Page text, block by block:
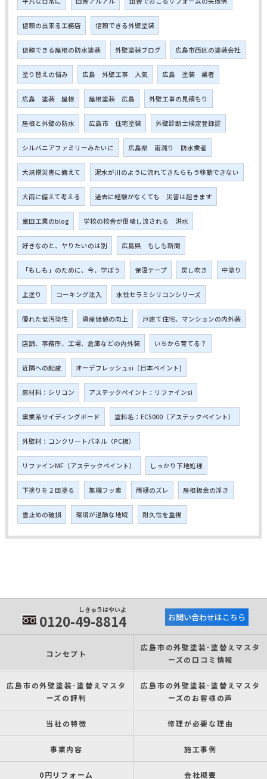
信頼の出来る工務店 信頼できる外壁塗装
信頼できる屋根の防水塗装 外壁塗装ブログ 広島市西区の塗装会社
塗り替えの悩み 広島 外壁工事 人気 広島 塗装 業者
広島 塗装 屋根 屋根塗装 広島 外壁工事の見積もり
屋根と外壁の防水 広島市 住宅塗装 外壁診断士検定登録証
シルバニアファミリーみたいに 広島県 雨漏り 防水業者
大規模災害に備えて 泥水が川のように流れてきたらもう移動できない
大雨に備えて考える 過去に経験がなくても 災害は起きます
室田工業のblog 学校の校舎が倒壊し流される 洪水
好きなのと、ヤりたいのは別 広島県 もしも新聞
「もしも」のために、今、学ぼう 保温テープ 戻し吹き 中塗り
上塗り コーキング注入 水性セラミシリコンシリーズ
優れた低汚染性 資産価値の向上 戸建て住宅、マンションの内外装
店舗、事務所、工場、倉庫などの内外装 いちから育てる？
近隣への配慮 オーデフレッシュsi（日本ペイント)
原材料：シリコン アステックペイント：リファインsi
窯業系サイディングボード 塗料名：EC5000（アステックペイント）
外壁材：コンクリートパネル（PC板）
リファインMF（アステックペイント） しっかり下地処理
下塗りを２回塗る 無機フッ素 雨樋のズレ 屋根板金の浮き
雪止めの破損 環境が過酷な地域 耐久性を重視
しきゅうはやいよ
0120-49-8814 お問い合わせはこちら
コンセプト
広島市の外壁塗装･塗替えマスタ
ーズの口コミ情報
広島市の外壁塗装･塗替えマスタ
ーズの評判
広島市の外壁塗装･塗替えマスタ
ーズのお客様の声
当社の特徴 修理が必要な理由
事業内容 施工事例
0円リフォーム 会社概要